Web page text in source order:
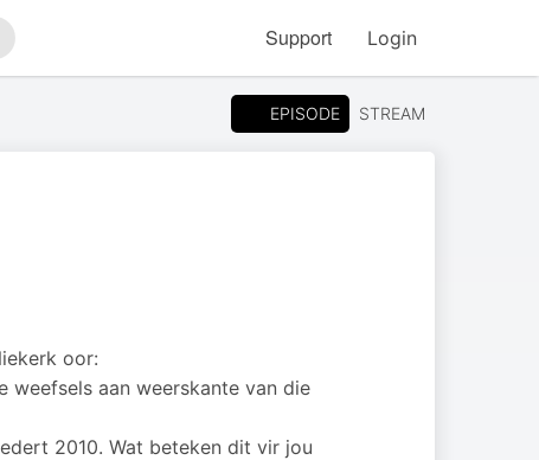
Support Login
EPISODE STREAM
oor:
weefsels aan weerskante van die
2010. Wat beteken dit vir jou